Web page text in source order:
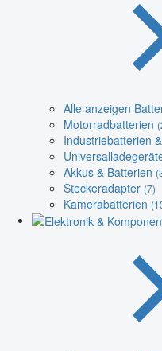
Alle anzeigen
Motorradbatterien
Industriebatterien
Akkus & Batterien
Steckeradapter (7)
Kamerabatterien